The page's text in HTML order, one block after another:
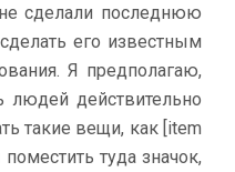
сделали последнюю
его известным
Я предполагаю,
людей действительно
такие вещи, как [item
туда значок,